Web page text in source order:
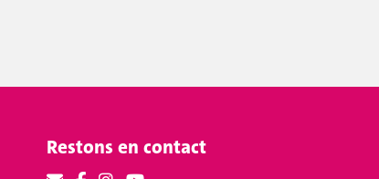
Restons en contact